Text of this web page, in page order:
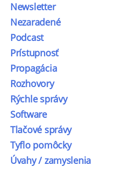
Newsletter
Nezaradené
Podcast
Prístupnosť
Propagácia
Rozhovory
Rýchle správy
Software
Tlačové správy
Tyflo pomôcky
Úvahy / zamyslenia